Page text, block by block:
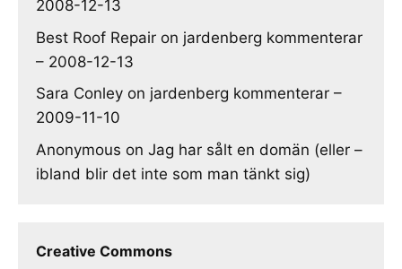
2008-12-13
Best Roof Repair on jardenberg kommenterar
– 2008-12-13
Sara Conley on jardenberg kommenterar –
2009-11-10
Anonymous on Jag har sålt en domän (eller –
ibland blir det inte som man tänkt sig)
Creative Commons